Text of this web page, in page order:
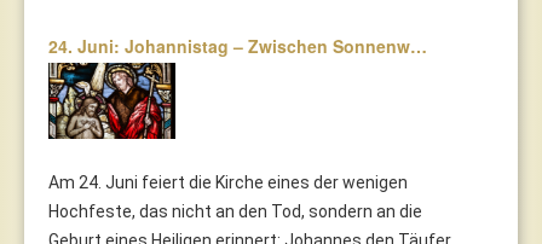
24. Juni: Johannistag – Zwischen Sonnenw…
Am 24. Juni feiert die Kirche eines der wenigen
Hochfeste, das nicht an den Tod, sondern an die